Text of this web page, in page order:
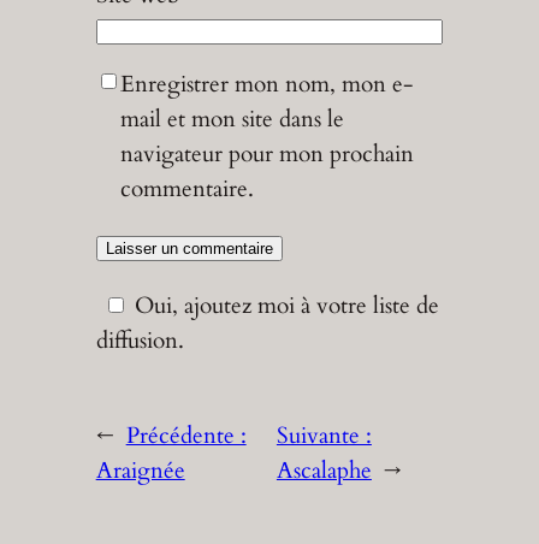
Enregistrer mon nom, mon e-
mail et mon site dans le
navigateur pour mon prochain
commentaire.
Oui, ajoutez moi à votre liste de
diffusion.
← Précédente :
Araignée
Suivante :
Ascalaphe →